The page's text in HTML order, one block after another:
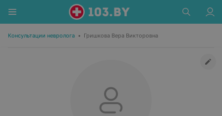
Консультации невролога • Гришкова Вера Викторовна